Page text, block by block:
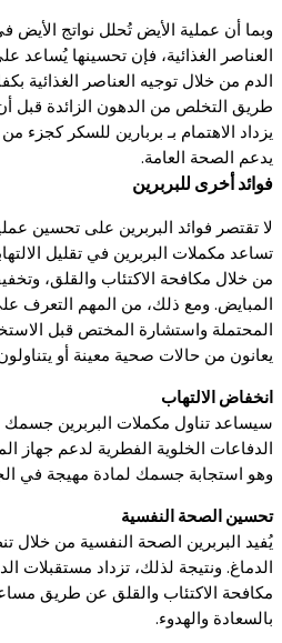
وبما أن عملية الأيض تُحلل نواتج
العناصر الغذائية، فإن تحسينها
الدم من خلال توجيه العناصر الغذائية
طريق التخلص من الدهون الزائدة قبل
يزداد الاهتمام بـ بربارين للسكر
يدعم الصحة العامة.
فوائد أخرى للبربرين
لا تقتصر فوائد البربرين على تحسين
تساعد مكملات البربرين في تقليل
من خلال مكافحة الاكتئاب والقلق،
المبايض. ومع ذلك، من المهم التعرف
المحتملة واستشارة المختص قبل
يعانون من حالات صحية معينة أو
انخفاض الالتهاب
الدفاعات الخلوية الفطرية لدعم جهاز
وهو استجابة جسمك لمادة مهيجة في
تحسين الصحة النفسية
يُفيد البربرين الصحة النفسية من خلال
الدماغ. ونتيجة لذلك، تزداد مستقبلات
مكافحة الاكتئاب والقلق عن طريق
بالسعادة والهدوء.